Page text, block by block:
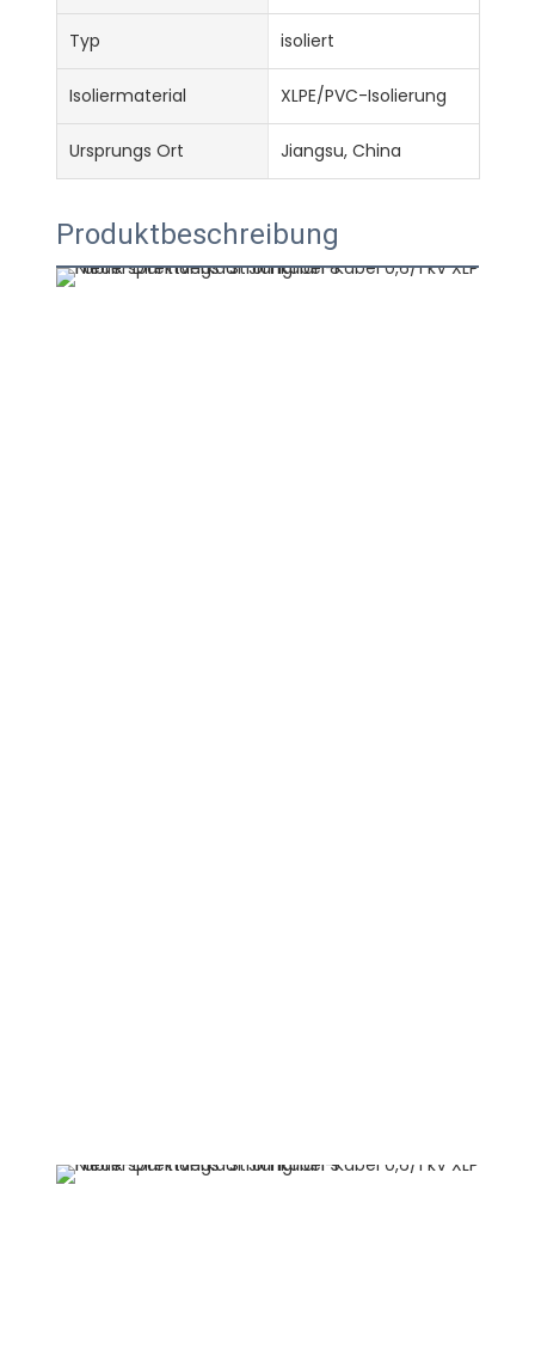
Typ isoliert
Isoliermaterial XLPE/PVC-Isolierung
Ursprungs Ort Jiangsu, China
Produktbeschreibung